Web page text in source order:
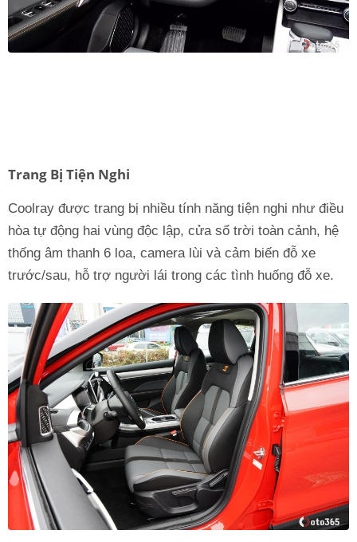
Trang Bị Tiện Nghi
Coolray được trang bị nhiều tính năng tiện nghi như điều
hòa tự động hai vùng độc lập, cửa sổ trời toàn cảnh, hệ
thống âm thanh 6 loa, camera lùi và cảm biến đỗ xe
trước/sau, hỗ trợ người lái trong các tình huống đỗ xe.